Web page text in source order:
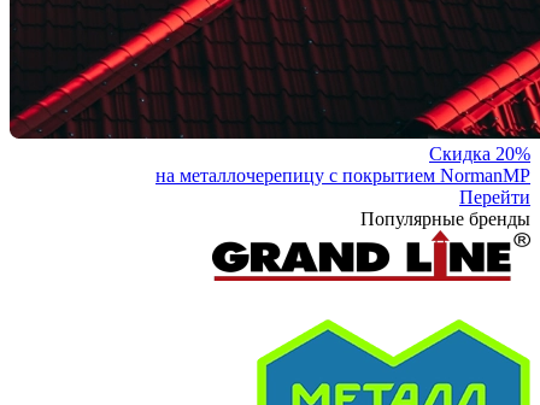
Скидка 20%
на металлочерепицу с покрытием NormanMP
Перейти
Популярные бренды